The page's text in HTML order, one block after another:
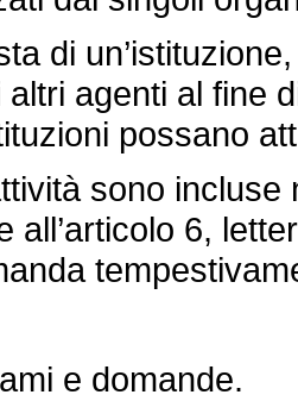
di un’istituzione,
agenti al fine
possano
sono incluse
all’articolo 6,
e domande.